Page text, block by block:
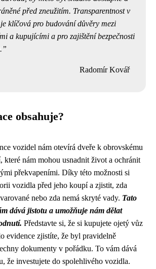
před zneužitím. Transparentnost v
klíčová pro budování důvěry mezi
a kupujícími a pro zajištění bezpečnosti
Radomír Kovář
obsahuje?
vozidel nám otevírá dveře k obrovskému
které nám mohou usnadnit život a ochránit
překvapeními. Díky této možnosti si
vozidla před jeho koupí a zjistit, zda
nebo zda nemá skryté vady. Tato
dává jistotu a umožňuje nám dělat
Představte si, že si kupujete ojetý vůz
evidence zjistíte, že byl pravidelně
dokumenty v pořádku. To vám dává
že investujete do spolehlivého vozidla.